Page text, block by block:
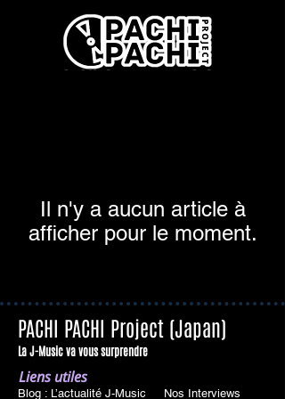
Il n'y a aucun article à
afficher pour le moment.
PACHI PACHI Project (Japan)
La J-Music va vous surprendre
Liens utiles
Blog : L’actualité J-Music Nos Interviews